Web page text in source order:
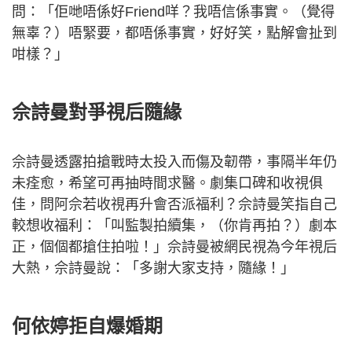
問：「佢哋唔係好Friend咩？我唔信係事實。（覺得
無辜？）唔緊要，都唔係事實，好好笑，點解會扯到
咁樣？」
佘詩曼對爭視后隨緣
佘詩曼透露拍搶戰時太投入而傷及韌帶，事隔半年仍
未痊愈，希望可再抽時間求醫。劇集口碑和收視俱
佳，問阿佘若收視再升會否派福利？佘詩曼笑指自己
較想收福利：「叫監製拍續集，（你肯再拍？）劇本
正，個個都搶住拍啦！」佘詩曼被網民視為今年視后
大熱，佘詩曼說：「多謝大家支持，隨緣！」
何依婷拒自爆婚期